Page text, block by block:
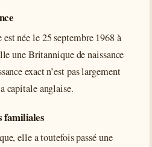
née le25 septembre 1968à
une Britannique de naissance
exact n’est pas largement
capitale anglaise.
familiales
elle a toutefois passé une